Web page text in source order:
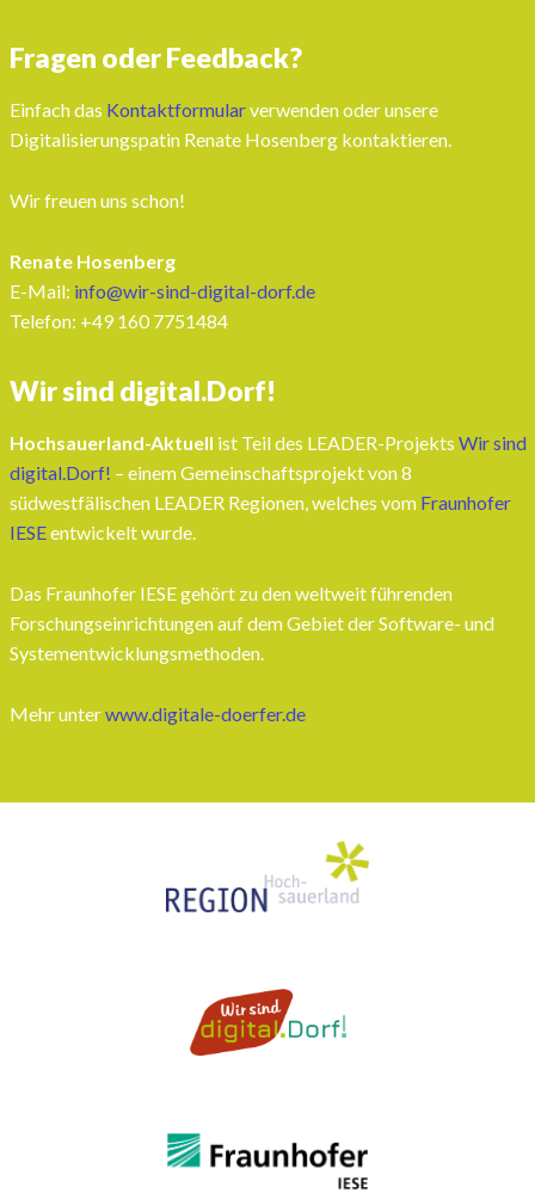
Fragen oder Feedback?
Einfach das Kontaktformularverwenden oder unsere
Digitalisierungspatin Renate Hosenberg kontaktieren.
Wir freuen uns schon!
Renate Hosenberg
E-Mail: info@wir-sind-digital-dorf.de
Telefon: ‭+49 160 7751484‬
Wir sind digital.Dorf!
Hochsauerland-Aktuell ist Teil des LEADER-Projekts Wir sind
digital.Dorf! – einem Gemeinschaftsprojekt von 8
südwestfälischen LEADER Regionen, welches vom Fraunhofer
IESEentwickelt wurde.
Das Fraunhofer IESE gehört zu den weltweit führenden
Forschungseinrichtungen auf dem Gebiet der Software- und
Systementwicklungsmethoden.
Mehr unterwww.digitale-doerfer.de